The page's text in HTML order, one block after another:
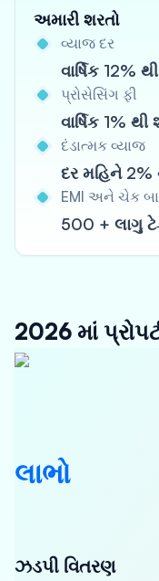
અમારી શરતો
વ્યાજ દર
વાર્ષિક 12%
પ્રોસેસિંગ ફી
વાર્ષિક 1%
દંડાત્મક વ્યાજ
દર મહિને
EMI અને ચેક
500 + લાગુ
2026 માં
લાભો
ઝડપી વિતરણ